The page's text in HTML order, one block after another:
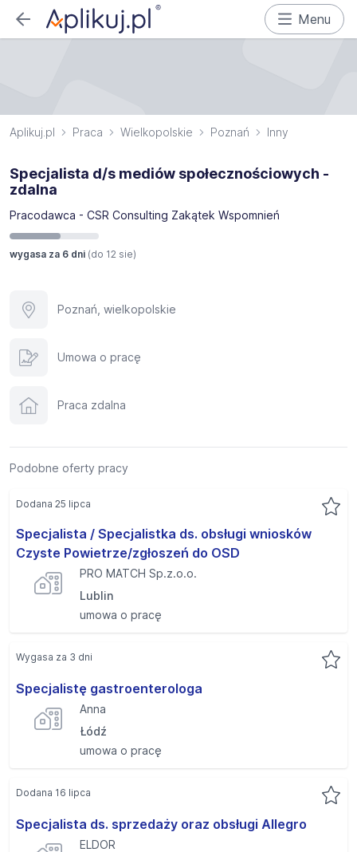
Menu
Aplikuj.pl Praca Wielkopolskie Poznań Inny
Specjalista d/s mediów społecznościowych -
zdalna
Pracodawca - CSR Consulting Zakątek Wspomnień
wygasa za 6 dni (do 12 sie)
Poznań, wielkopolskie
Umowa o pracę
Praca zdalna
Podobne oferty pracy
Specjalista / Specjalistka ds. obsługi wniosków
Czyste Powietrze/zgłoszeń do OSD
PRO MATCH Sp.z.o.o.
Lublin
umowa o pracę
Dodana 25 lipca
Specjalistę gastroenterologa
Anna
Łódź
umowa o pracę
Wygasa za 3 dni
Specjalista ds. sprzedaży oraz obsługi Allegro
ELDOR
Dodana 16 lipca